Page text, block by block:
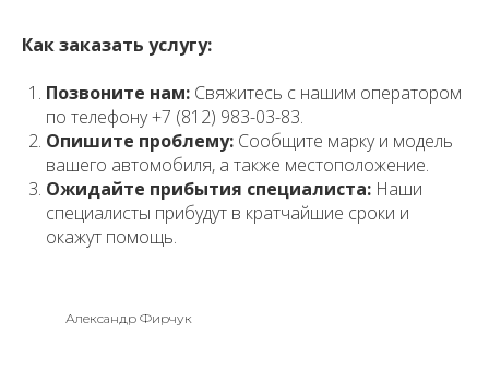
Как заказать услугу:
Позвоните нам: Свяжитесь с нашим оператором
по телефону +7 (812) 983-03-83.
Опишите проблему: Сообщите марку и модель
вашего автомобиля, а также местоположение.
Ожидайте прибытия специалиста: Наши
специалисты прибудут в кратчайшие сроки и
окажут помощь.
Александр Фирчук